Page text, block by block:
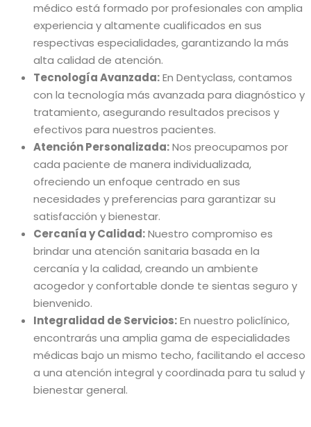
médico está formado por profesionales con amplia
experiencia y altamente cualificados en sus
respectivas especialidades, garantizando la más
alta calidad de atención.
Tecnología Avanzada:En Dentyclass, contamos
con la tecnología más avanzada para diagnóstico y
tratamiento, asegurando resultados precisos y
efectivos para nuestros pacientes.
Atención Personalizada:Nos preocupamos por
cada paciente de manera individualizada,
ofreciendo un enfoque centrado en sus
necesidades y preferencias para garantizar su
satisfacción y bienestar.
Cercanía y Calidad:Nuestro compromiso es
brindar una atención sanitaria basada en la
cercanía y la calidad, creando un ambiente
acogedor y confortable donde te sientas seguro y
bienvenido.
Integralidad de Servicios:En nuestro policlínico,
encontrarás una amplia gama de especialidades
médicas bajo un mismo techo, facilitando el acceso
a una atención integral y coordinada para tu salud y
bienestar general.